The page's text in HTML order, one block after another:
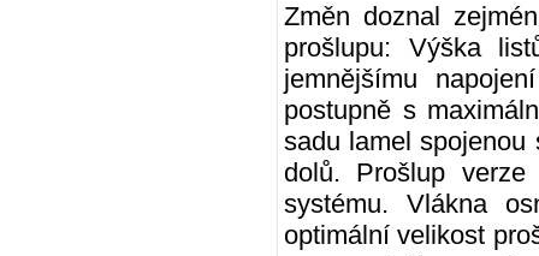
Změn doznal
prošlupu: Výška
jemnějšímu
postupně s
sadu lamel
dolů. Prošlup
systému. Vlákna
optimální velikost